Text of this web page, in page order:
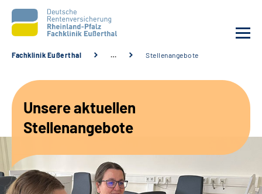
Unsere Angebote
Karriere
Fachklinik Eußerthal … Stellenangebote
Unsere aktuellen
Stellenangebote